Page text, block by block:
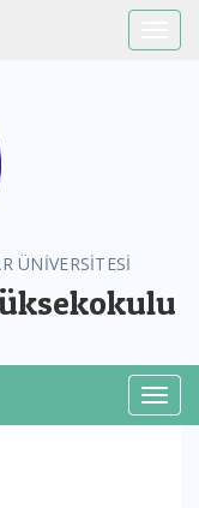
ÜNİVERSİTESİ